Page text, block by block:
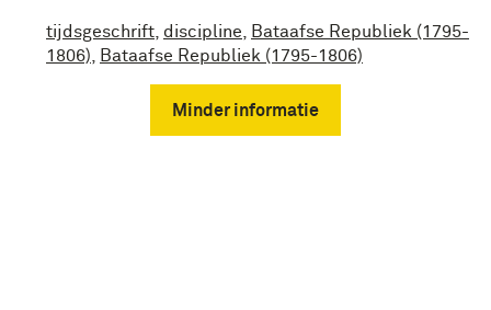
tijdsgeschrift discipline
Bataafse Republiek (1795-
1806)
Bataafse Republiek (1795-1806)
Minder informatie